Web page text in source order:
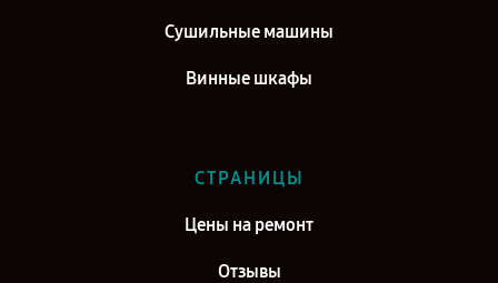
Сушильные машины
Винные шкафы
СТРАНИЦЫ
Цены на ремонт
Отзывы